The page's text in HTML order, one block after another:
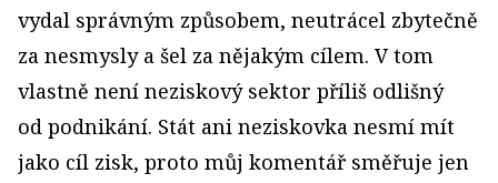
vydal správným způsobem, neutrácel zbytečně
za nesmysly a šel za nějakým cílem. V tom
vlastně není neziskový sektor příliš odlišný
od podnikání. Stát ani neziskovka nesmí mít
jako cíl zisk, proto můj komentář směřuje jen